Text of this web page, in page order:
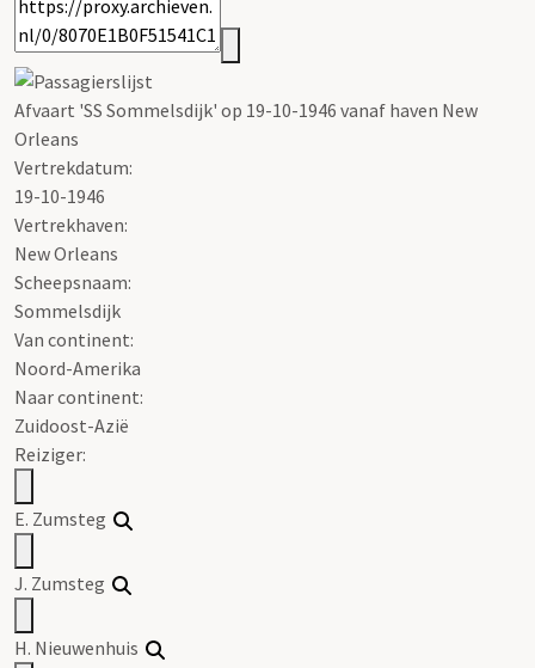
Afvaart 'SS Sommelsdijk' op 19-10-1946 vanaf haven New
Orleans
Vertrekdatum:
19-10-1946
Vertrekhaven:
New Orleans
Scheepsnaam:
Sommelsdijk
Van continent:
Noord-Amerika
Naar continent:
Zuidoost-Azië
Reiziger:
E. Zumsteg
J. Zumsteg
H. Nieuwenhuis